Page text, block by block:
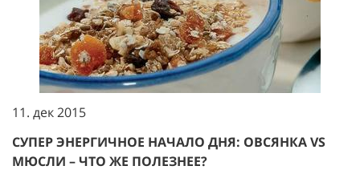
11. дек 2015
СУПЕР ЭНЕРГИЧНОЕ НАЧАЛО ДНЯ: ОВСЯНКА VS
МЮСЛИ – ЧТО ЖЕ ПОЛЕЗНЕЕ?